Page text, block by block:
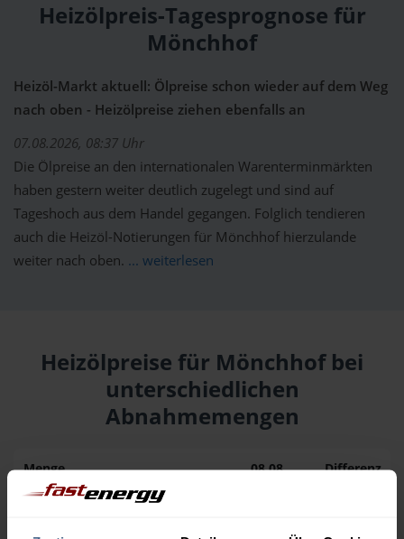
Heizölpreis-Tagesprognose für
Mönchhof
Heizöl-Markt aktuell: Ölpreise schon wieder auf dem Weg
nach oben - Heizölpreise ziehen ebenfalls an
07.08.2026, 08:37 Uhr
Die Ölpreise an den internationalen Warenterminmärkten
haben gestern weiter deutlich zugelegt und sind auf
Tageshoch aus dem Handel gegangen. Folglich tendieren
auch die Heizöl-Notierungen für Mönchhof hierzulande
weiter nach oben. ... weiterlesen
Heizölpreise für Mönchhof bei
unterschiedlichen
Abnahmemengen
Menge
08.08.
Differenz